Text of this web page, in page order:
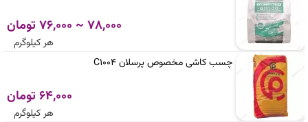
78,000 ~ 76,000 تومان
هر کیلوگرم
چسب کاشی مخصوص پرسلان C1004
64,000 تومان
هر کیلوگرم